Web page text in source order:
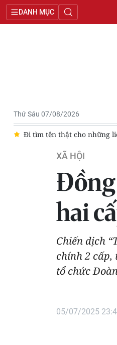
DANH MỤC
Thứ Sáu 07/08/2026
Đi tìm tên thật cho những
XÃ HỘI
Đồng
hai
Chiến dịch
chính 2
tổ chức
05/07/2025